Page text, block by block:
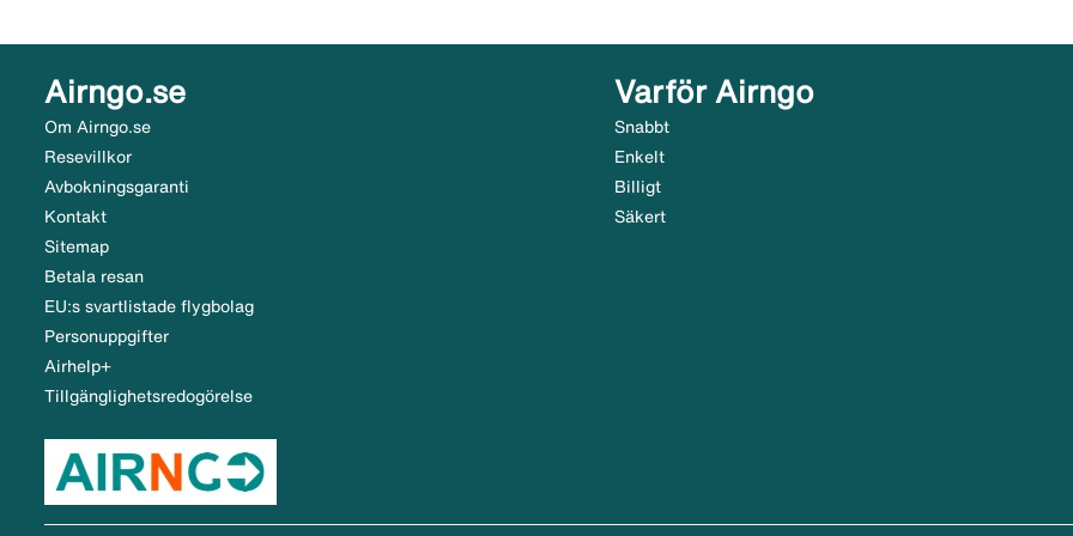
Airngo.se
Om Airngo.se
Resevillkor
Avbokningsgaranti
Kontakt
Sitemap
Betala resan
EU:s svartlistade flygbolag
Personuppgifter
Airhelp+
Tillgänglighetsredogörelse
Varför Airngo
Snabbt
Enkelt
Billigt
Säkert